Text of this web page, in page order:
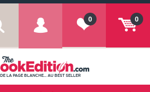
0
0
DE LA PAGE BLANCHE... AU BEST SELLER